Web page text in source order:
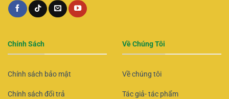
Chính Sách
Chính sách bảo mật
Chính sách đổi trả
Về Chúng Tôi
Về chúng tôi
Tác giả- tác phẩm